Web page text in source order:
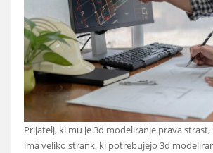
Prijatelj, ki mu je 3d modeliranje prava
ima veliko strank, ki potrebujejo 3d